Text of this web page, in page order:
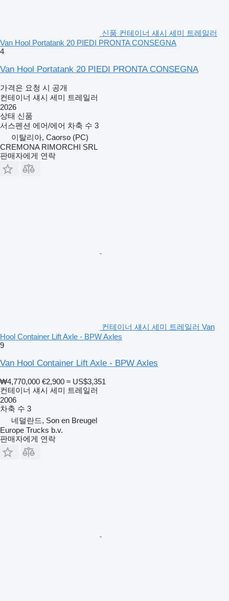
신품 컨테이너 섀시 세미 트레일러
Van Hool Portatank 20 PIEDI PRONTA CONSEGNA
4
Van Hool Portatank 20 PIEDI PRONTA CONSEGNA
가격은 요청 시 공개
컨테이너 섀시 세미 트레일러
2026
상태 신품
서스펜션 에어/에어 차축 수 3
이탈리아, Caorso (PC)
CREMONA RIMORCHI SRL
판매자에게 연락
컨테이너 섀시 세미 트레일러 Van
Hool Container Lift Axle - BPW Axles
9
Van Hool Container Lift Axle - BPW Axles
₩4,770,000 €2,900 ≈ US$3,351
컨테이너 섀시 세미 트레일러
2006
차축 수 3
네덜란드, Son en Breugel
Europe Trucks b.v.
판매자에게 연락